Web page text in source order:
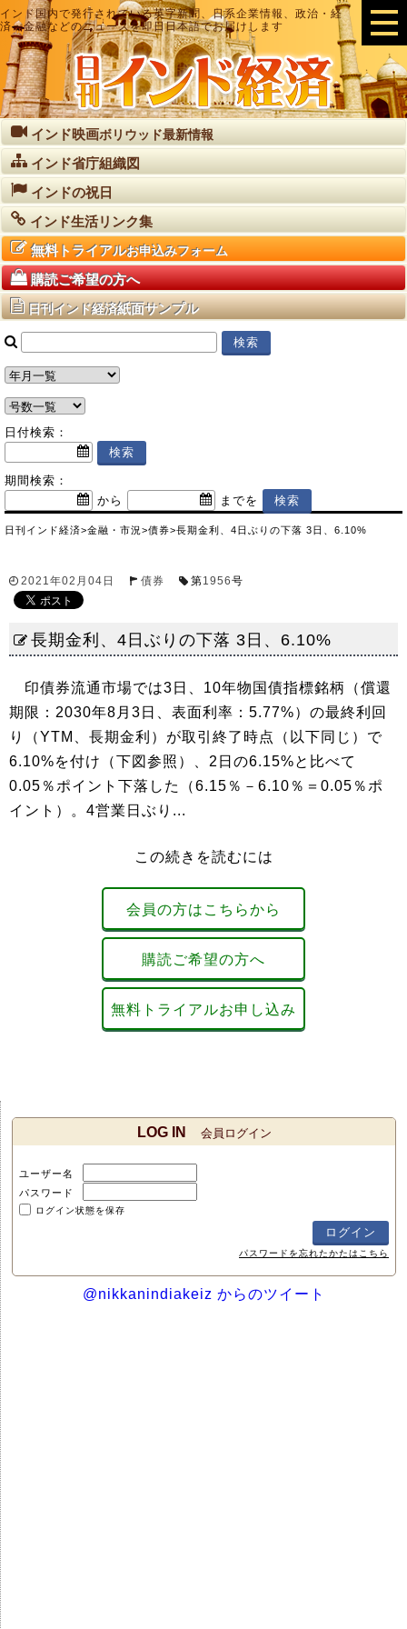
インド国内で発行されている英字新聞、日系企業情報、政治・経
済・金融などのニュースを即日日本語でお届けします
インド映画ボリウッド最新情報
インド省庁組織図
インドの祝日
インド生活リンク集
無料トライアルお申込みフォーム
購読ご希望の方へ
日刊インド経済紙面サンプル
日付検索：
期間検索：
から
までを
日刊インド経済>金融・市況 >債券>長期金利、4日ぶりの下落 3日、6.10%
2021年02月04日 債券 第1956号
長期金利、4日ぶりの下落 3日、6.10%
印債券流通市場では3日、10年物国債指標銘柄（償還
期限：2030年8月3日、表面利率：5.77%）の最終利回
り（YTM、長期金利）が取引終了時点（以下同じ）で
6.10%を付け（下図参照）、2日の6.15%と比べて
0.05％ポイント下落した（6.15％－6.10％＝0.05％ポ
イント）。4営業日ぶり...
この続きを読むには
会員の方はこちらから
購読ご希望の方へ
無料トライアルお申し込み
LOG IN 会員ログイン
ユーザー名
パスワード
ログイン状態を保存
パスワードを忘れたかたはこちら
@nikkanindiakeiz からのツイート